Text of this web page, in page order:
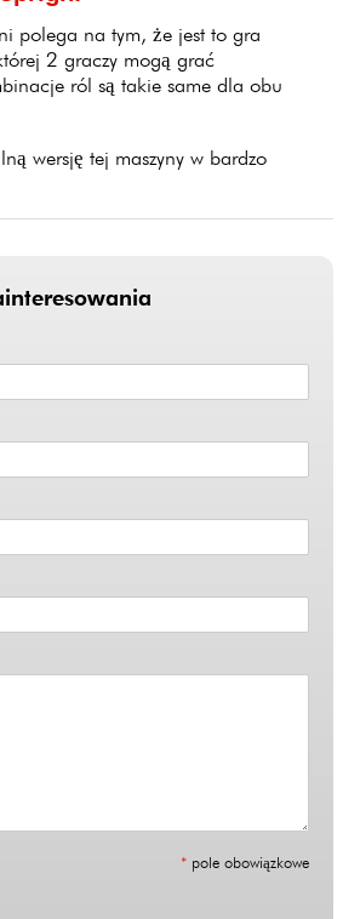
polega na tym, że jest to gra
2 graczy mogą grać
ról są takie same dla obu
wersję tej maszyny w bardzo
* pole obowiązkowe